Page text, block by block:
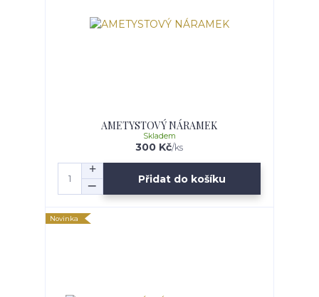
AMETYSTOVÝ NÁRAMEK
300 Kč/ks
Skladem
Přidat do košíku
Novinka